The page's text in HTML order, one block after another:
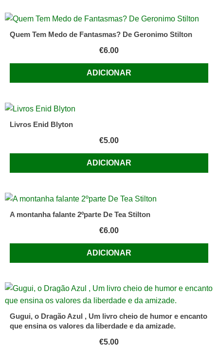
Quem Tem Medo de Fantasmas? De Geronimo Stilton
€6.00
ADICIONAR
Livros Enid Blyton
€5.00
ADICIONAR
A montanha falante 2ºparte De Tea Stilton
€6.00
ADICIONAR
Gugui, o Dragão Azul , Um livro cheio de humor e encanto
que ensina os valores da liberdade e da amizade.
€5.00